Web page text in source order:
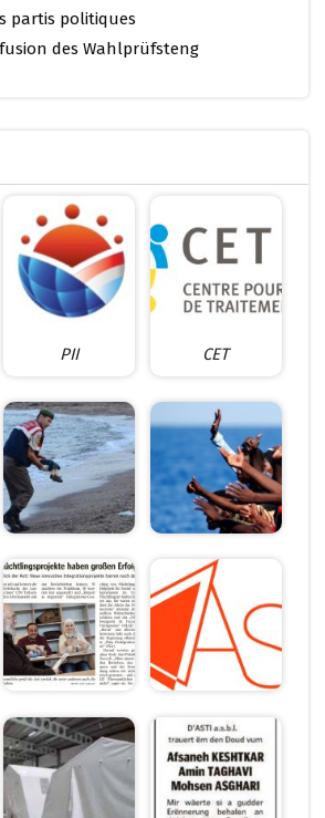
partis politiques
des Wahlprüfsteng
PII CET